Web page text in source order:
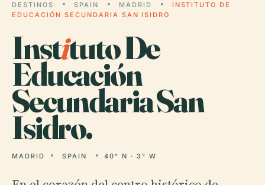
DESTINOS SPAIN MADRID
INSTITUTO DE
EDUCACIÓN SECUNDARIA SAN ISIDRO
Instituto De
Educación
Secundaria San
Isidro.
MADRID SPAIN 40° N · 3° W